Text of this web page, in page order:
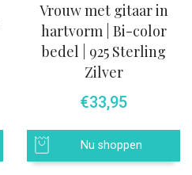
Vrouw met gitaar in
hartvorm | Bi-color
bedel | 925 Sterling
Zilver
€33,95
Nu shoppen